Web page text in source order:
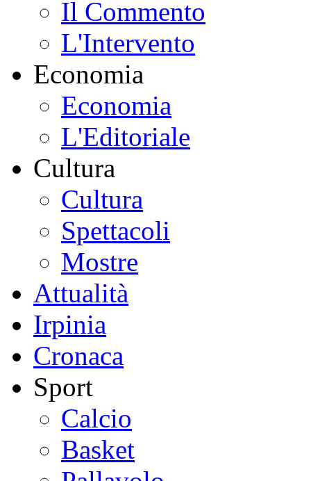
Il Commento
L'Intervento
Economia
Economia
L'Editoriale
Cultura
Cultura
Spettacoli
Mostre
Attualità
Irpinia
Cronaca
Sport
Calcio
Basket